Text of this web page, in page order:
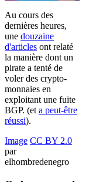
Au cours des
dernières heures,
une douzaine
d'articles ont relaté
la manière dont un
pirate a tenté de
voler des crypto-
monnaies en
exploitant une fuite
BGP. (et a peut-être
réussi).
Image CC BY 2.0
par
elhombredenegro